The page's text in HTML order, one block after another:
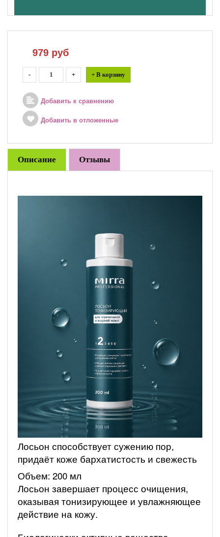
979 руб
- + + В корзину
Добавить к сравнению
Добавить в отложенные
Описание Отзывы
Лосьон способствует сужению пор,
придаёт коже бархатистость и свежесть
Объем: 200 мл
Лосьон завершает процесс очищения,
оказывая тонизирующее и увлажняющее
действие на кожу.